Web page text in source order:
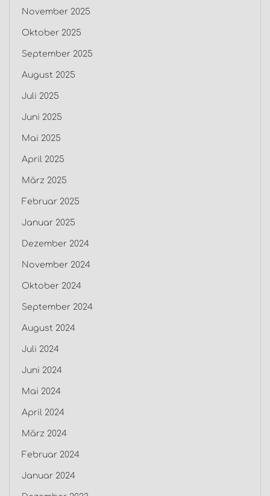
November 2025
Oktober 2025
September 2025
August 2025
Juli 2025
Juni 2025
Mai 2025
April 2025
März 2025
Februar 2025
Januar 2025
Dezember 2024
November 2024
Oktober 2024
September 2024
August 2024
Juli 2024
Juni 2024
Mai 2024
April 2024
März 2024
Februar 2024
Januar 2024